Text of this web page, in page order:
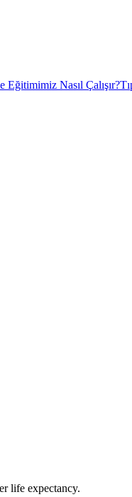
Eğitimimiz Nasıl Çalışır?
life expectancy.